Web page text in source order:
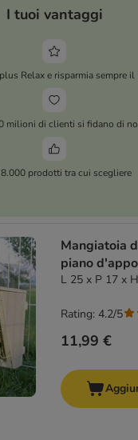
I tuoi vantaggi
Relax e risparmia sempre il
milioni di clienti si fidano di
prodotti tra cui scegliere
Mangiatoia
piano
L 25 x P 17 x
11,99 €
Rating: 4.2/5